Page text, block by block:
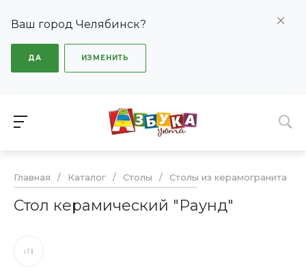
Ваш город Челябинск?
ДА ИЗМЕНИТЬ
Главная / Каталог / Столы / Столы из керамогранита
Стол керамический "Раунд"